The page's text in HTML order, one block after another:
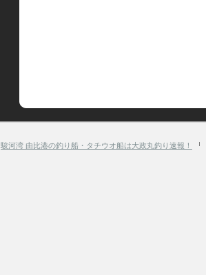
駿河湾 由比港の釣り船・タチウオ船は大政丸釣り速報！